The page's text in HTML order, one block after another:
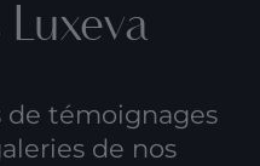
de témoignages
de nos